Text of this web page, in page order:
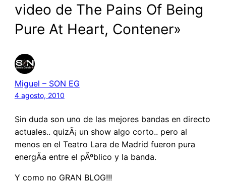
video de The Pains Of Being
Pure At Heart, Contener»
Miguel – SON EG
4 agosto, 2010
Sin duda son uno de las mejores bandas en directo
actuales.. quizÃ¡ un show algo corto.. pero al
menos en el Teatro Lara de Madrid fueron pura
energÃ­a entre el pÃºblico y la banda.
Y como no GRAN BLOG!!!